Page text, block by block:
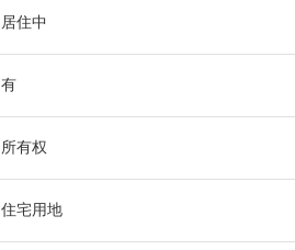
居住中
有
所有权
住宅用地